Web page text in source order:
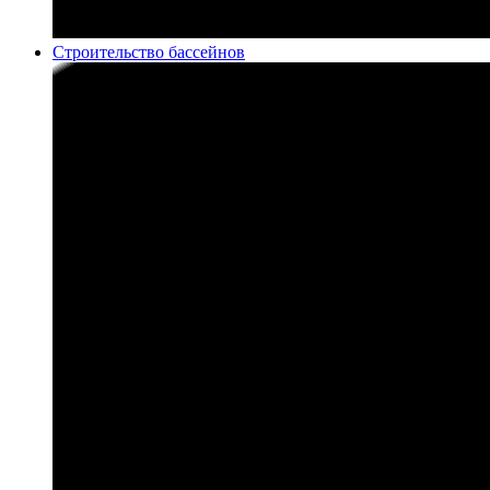
Строительство бассейнов